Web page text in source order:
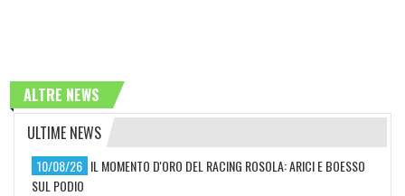
ALTRE NEWS
ULTIME NEWS
10/08/26 IL MOMENTO D'ORO DEL RACING ROSOLA: ARICI E BOESSO
SUL PODIO